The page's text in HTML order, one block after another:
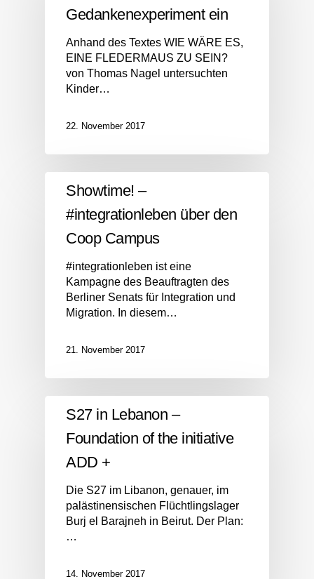
Gedankenexperiment ein
Anhand des Textes WIE WÄRE ES,
EINE FLEDERMAUS ZU SEIN?
von Thomas Nagel untersuchten
Kinder…
22. November 2017
Showtime! –
#integrationleben über den
Coop Campus
#integrationleben ist eine
Kampagne des Beauftragten des
Berliner Senats für Integration und
Migration. In diesem…
21. November 2017
S27 in Lebanon –
Foundation of the initiative
ADD +
Die S27 im Libanon, genauer, im
palästinensischen Flüchtlingslager
Burj el Barajneh in Beirut. Der Plan:
…
14. November 2017